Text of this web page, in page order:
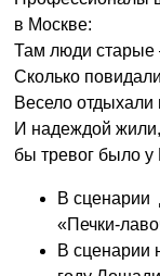
в Москве:
Там люди старые
Сколько
Весело
И надеждой
бы тревог было у
В сценарии
«Печки-
В сценарии